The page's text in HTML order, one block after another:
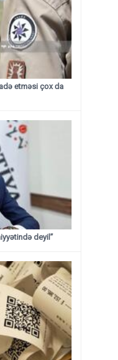
etməsi çox da
deyil”